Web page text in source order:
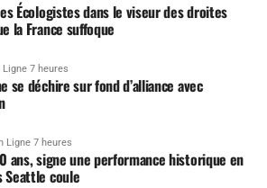
Écologistes dans le viseur des droites
la France suffoque
Ligne 7 heures
se déchire sur fond d’alliance avec
Ligne 7 heures
ans, signe une performance historique en
Seattle coule